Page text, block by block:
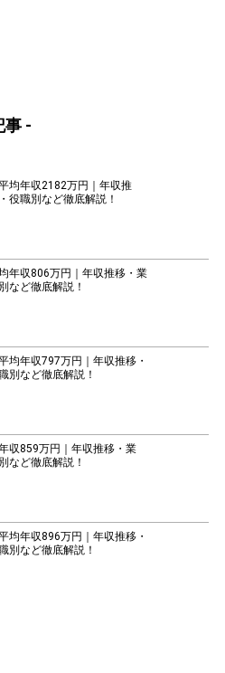
事 -
均年収2182万円｜年収推
役職別など徹底解説！
年収806万円｜年収推移・業
など徹底解説！
均年収797万円｜年収推移・
別など徹底解説！
収859万円｜年収推移・業
など徹底解説！
均年収896万円｜年収推移・
別など徹底解説！